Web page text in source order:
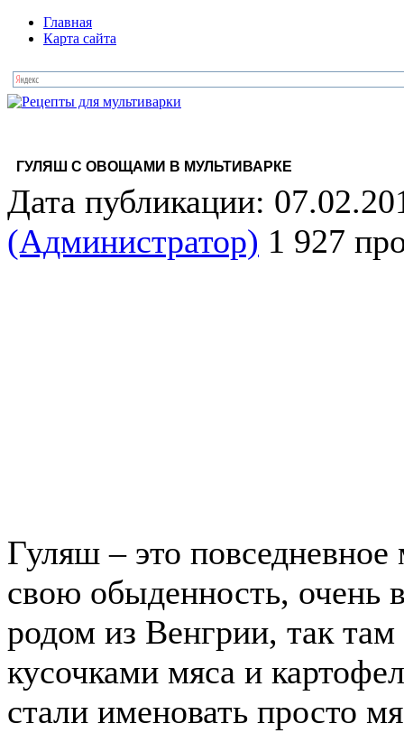
Главная
Карта сайта
ГУЛЯШ С ОВОЩАМИ В МУЛЬТИВАРКЕ
Дата публикации:
(Администратор) 1 927
Гуляш – это
свою обыденность, очень
родом из Венгрии, так
кусочками мяса и
стали именовать просто